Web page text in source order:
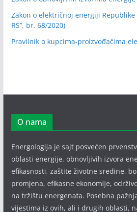
Zakon o električnoj energiji Republike
RS”, br. 68/2020)
Pravilnik o kupcima-proizvođačima
O nama
Energologija je sajt posvećen
oblasti energije, obnovljivih izvora
efikasnosti, zaštite životne sredine,
promjena, efikasne ekonomije,
na tržištu energenata. Posebna
vijestima iz ovih, ali i drugih oblasti,